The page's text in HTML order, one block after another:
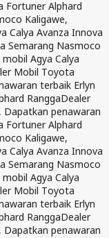
Fortuner Alphard
Kaligawe,
Calya Avanza Innova
Semarang Nasmoco
Agya Calya
Mobil Toyota
terbaik Erlyn
RanggaDealer
penawaran
Fortuner Alphard
Kaligawe,
Calya Avanza Innova
Semarang Nasmoco
Agya Calya
Mobil Toyota
terbaik Erlyn
RanggaDealer
penawaran